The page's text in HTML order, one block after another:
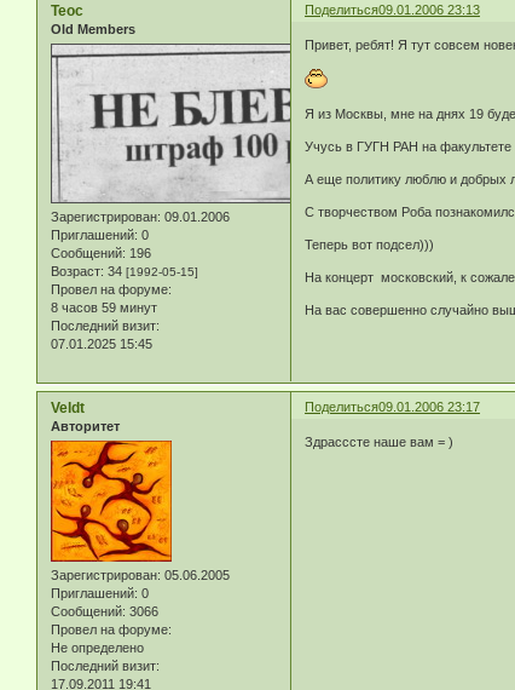
Поделиться09.01.2006 23:13
Teoc
Old Members
Зарегистрирован: 09.01.2006
Приглашений: 0
Сообщений: 196
Возраст: 34 [1992-05-15]
Провел на форуме:
8 часов 59 минут
Последний визит:
07.01.2025 15:45
Привет, ребят! Я тут совсем
Я из Москвы, мне на днях 19
Учусь в ГУГН РАН на
А еще политику люблю и добрых
С творчеством Роба
Теперь вот подсел)))
На концерт московский, к
На вас совершенно случайно
Поделиться09.01.2006 23:17
Veldt
Авторитет
Зарегистрирован: 05.06.2005
Приглашений: 0
Сообщений: 3066
Провел на форуме:
Не определено
Последний визит:
17.09.2011 19:41
Здрасссте наше вам = )